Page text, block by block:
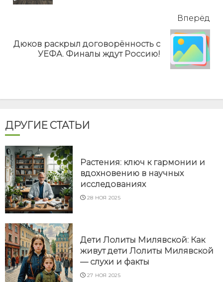
Вперёд
Next
Дюков раскрыл договорённость с
УЕФА. Финалы ждут Россию!
ДРУГИЕ СТАТЬИ
Растения: ключ к гармонии и
вдохновению в научных
исследованиях
28 НОЯ 2025
Дети Лолиты Милявской: Как
живут дети Лолиты Милявской
— слухи и факты
27 НОЯ 2025